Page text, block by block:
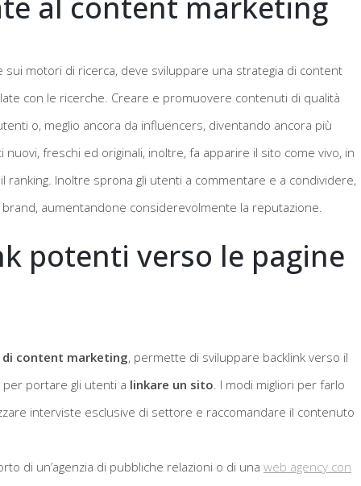
motori di ricerca, deve sviluppare una strategia di content
con le ricerche. Creare e promuovere contenuti di qualità
o, meglio ancora da influencers, diventando ancora più
freschi ed originali, inoltre, fa apparire il sito come vivo, in
Inoltre sprona gli utenti a commentare e a condividere,
aumentandone considerevolmente la reputazione.
potenti verso le pagine
content marketing, permette di sviluppare backlink verso il
portare gli utenti a linkare un sito . I modi migliori per farlo
interviste esclusive di settore e raccomandare il contenuto
di un’agenzia di pubbliche relazioni o di una web agency con